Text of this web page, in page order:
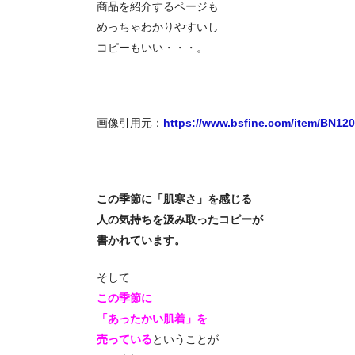
商品を紹介するページも
めっちゃわかりやすいし
コピーもいい・・・。
画像引用元： https://www.bsfine.com/item/
この季節に「肌寒さ」を感じる
人の気持ちを汲み取ったコピーが
書かれています。
そして
この季節に
「あったかい肌着」を
売っているということが